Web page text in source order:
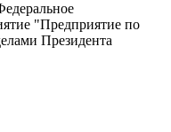
"Предприятие по
Президента